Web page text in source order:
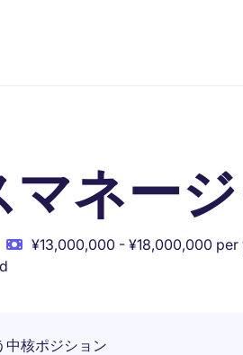
ネー
¥13,000,000 - ¥18,000,000 per
中核ポジション